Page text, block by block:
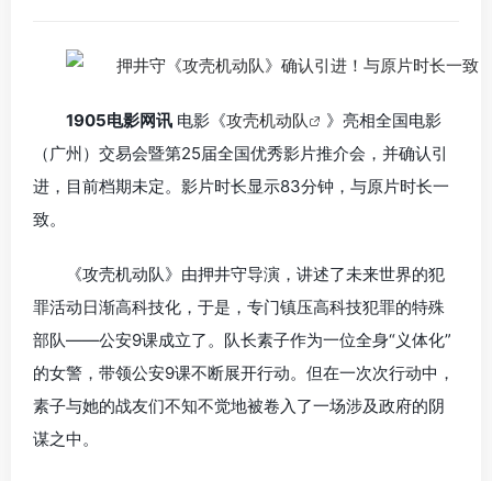
1905电影网讯 电影《攻壳机动队
》亮相全国电影
（广州）交易会暨第25届全国优秀影片推介会，并确认引
进，目前档期未定。影片时长显示83分钟，与原片时长一
致。
《攻壳机动队》由押井守导演，讲述了未来世界的犯
罪活动日渐高科技化，于是，专门镇压高科技犯罪的特殊
部队——公安9课成立了。队长素子作为一位全身“义体化”
的女警，带领公安9课不断展开行动。但在一次次行动中，
素子与她的战友们不知不觉地被卷入了一场涉及政府的阴
谋之中。